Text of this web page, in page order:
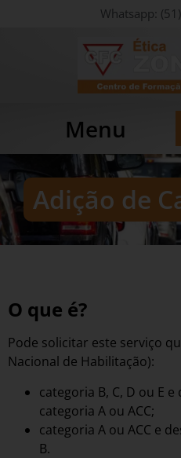
Whatsapp:
Menu
Adição de
O que é?
Pode solicitar este serviço
Nacional de Habilitação):
categoria B, C, D ou E
categoria A ou ACC;
categoria A ou ACC e
B.